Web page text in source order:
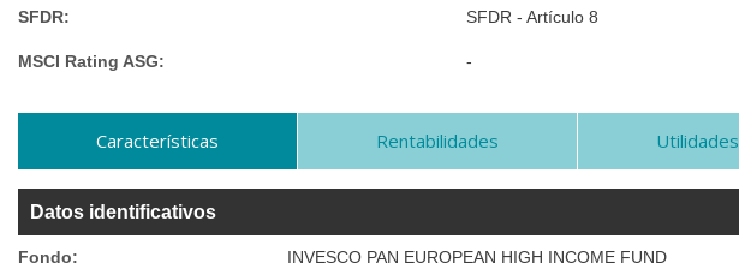
SFDR:
SFDR - Artículo 8
MSCI Rating ASG: -
Características Rentabilidades Utilidades
Datos identificativos
Fondo:
INVESCO PAN EUROPEAN HIGH INCOME FUND